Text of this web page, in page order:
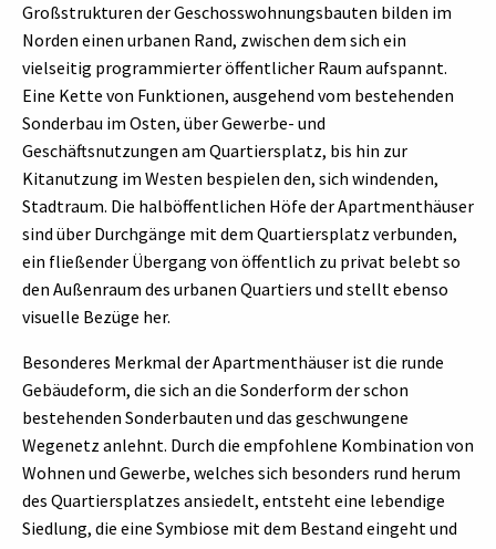
Großstrukturen der Geschosswohnungsbauten bilden im
Norden einen urbanen Rand, zwischen dem sich ein
vielseitig programmierter öffentlicher Raum aufspannt.
Eine Kette von Funktionen, ausgehend vom bestehenden
Sonderbau im Osten, über Gewerbe- und
Geschäftsnutzungen am Quartiersplatz, bis hin zur
Kitanutzung im Westen bespielen den, sich windenden,
Stadtraum. Die halböffentlichen Höfe der Apartmenthäuser
sind über Durchgänge mit dem Quartiersplatz verbunden,
ein fließender Übergang von öffentlich zu privat belebt so
den Außenraum des urbanen Quartiers und stellt ebenso
visuelle Bezüge her.
Besonderes Merkmal der Apartmenthäuser ist die runde
Gebäudeform, die sich an die Sonderform der schon
bestehenden Sonderbauten und das geschwungene
Wegenetz anlehnt. Durch die empfohlene Kombination von
Wohnen und Gewerbe, welches sich besonders rund herum
des Quartiersplatzes ansiedelt, entsteht eine lebendige
Siedlung, die eine Symbiose mit dem Bestand eingeht und